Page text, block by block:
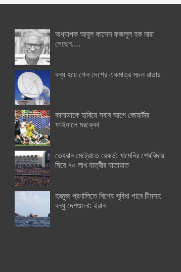
অধ্যাপক আবুল কাসেম ফজলুল হক মারা
গেছেন….
বন্ধ হয়ে গেল দেশের একমাত্র সচল রাডার
কানাডাকে হারিয়ে সবার আগে কোয়ার্টার
ফাইনালে মরক্কো
তেহরান মেট্রোতে রেকর্ড: খামেনির শেষবিদায়
ঘিরে ৭০ লাখ যাত্রীর যাতায়াত
হরমুজ প্রণালিতে বিশেষ সুবিধা পাবে চীনসহ
বন্ধু দেশগুলো: ইরান